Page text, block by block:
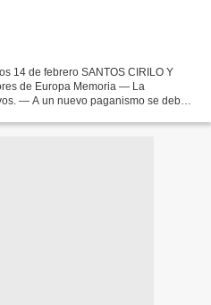
14 de febrero SANTOS CIRILO Y
de Europa Memoria — La
— A un nuevo paganismo se debe